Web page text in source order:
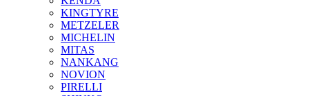
KINGTYRE
METZELER
MICHELIN
MITAS
NANKANG
NOVION
PIRELLI